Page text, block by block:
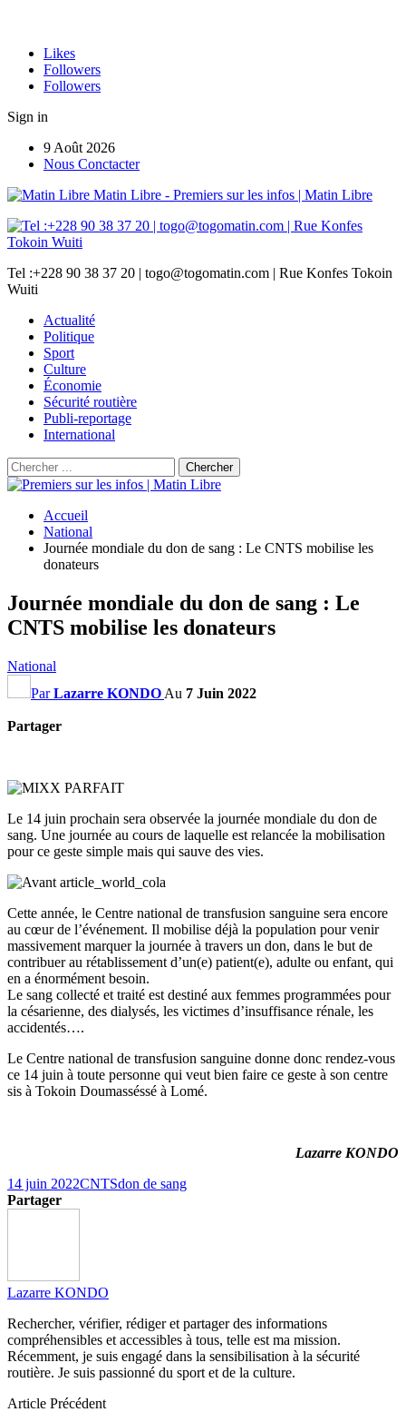
Likes
Followers
Followers
Sign in
9 Août 2026
Nous Conctacter
Matin Libre - Premiers sur les infos | Matin Libre
Tel :+228 90 38 37 20 | togo@togomatin.com | Rue Konfes Tokoin
Wuiti
Actualité
Politique
Sport
Culture
Économie
Sécurité routière
Publi-reportage
International
Accueil
National
Journée mondiale du don de sang : Le CNTS mobilise les
donateurs
Journée mondiale du don de sang : Le
CNTS mobilise les donateurs
National
ParLazarre KONDO Au 7 Juin 2022
Partager
Le 14 juin prochain sera observée la journée mondiale du don de
sang. Une journée au cours de laquelle est relancée la mobilisation
pour ce geste simple mais qui sauve des vies.
Cette année, le Centre national de transfusion sanguine sera encore
au cœur de l’événement. Il mobilise déjà la population pour venir
massivement marquer la journée à travers un don, dans le but de
contribuer au rétablissement d’un(e) patient(e), adulte ou enfant, qui
en a énormément besoin.
Le sang collecté et traité est destiné aux femmes programmées pour
la césarienne, des dialysés, les victimes d’insuffisance rénale, les
accidentés….
Le Centre national de transfusion sanguine donne donc rendez-vous
ce 14 juin à toute personne qui veut bien faire ce geste à son centre
sis à Tokoin Doumasséssé à Lomé.
Lazarre KONDO
14 juin 2022CNTSdon de sang
Partager
Lazarre KONDO
Rechercher, vérifier, rédiger et partager des informations
compréhensibles et accessibles à tous, telle est ma mission.
Récemment, je suis engagé dans la sensibilisation à la sécurité
routière. Je suis passionné du sport et de la culture.
Article Précédent